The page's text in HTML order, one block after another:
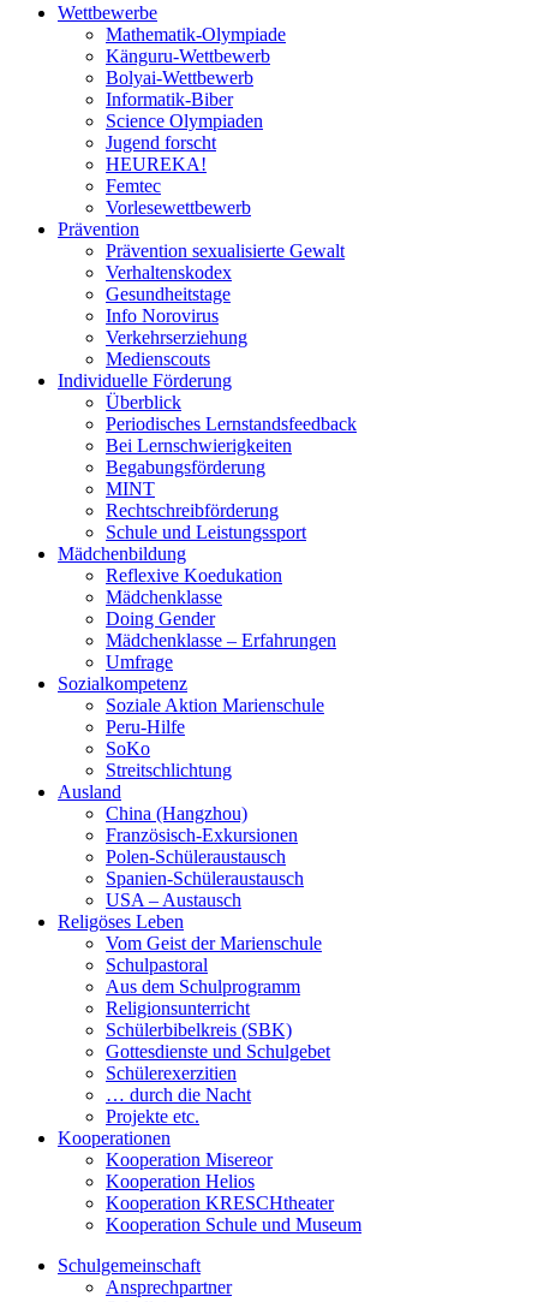
Wettbewerbe
Mathematik-Olympiade
Känguru-Wettbewerb
Bolyai-Wettbewerb
Informatik-Biber
Science Olympiaden
Jugend forscht
HEUREKA!
Femtec
Vorlesewettbewerb
Prävention
Prävention sexualisierte Gewalt
Verhaltenskodex
Gesundheitstage
Info Norovirus
Verkehrserziehung
Medienscouts
Individuelle Förderung
Überblick
Periodisches Lernstandsfeedback
Bei Lernschwierigkeiten
Begabungsförderung
MINT
Rechtschreibförderung
Schule und Leistungssport
Mädchenbildung
Reflexive Koedukation
Mädchenklasse
Doing Gender
Mädchenklasse – Erfahrungen
Umfrage
Sozialkompetenz
Soziale Aktion Marienschule
Peru-Hilfe
SoKo
Streitschlichtung
Ausland
China (Hangzhou)
Französisch-Exkursionen
Polen-Schüleraustausch
Spanien-Schüleraustausch
USA – Austausch
Religöses Leben
Vom Geist der Marienschule
Schulpastoral
Aus dem Schulprogramm
Religionsunterricht
Schülerbibelkreis (SBK)
Gottesdienste und Schulgebet
Schülerexerzitien
… durch die Nacht
Projekte etc.
Kooperationen
Kooperation Misereor
Kooperation Helios
Kooperation KRESCHtheater
Kooperation Schule und Museum
Schulgemeinschaft
Ansprechpartner